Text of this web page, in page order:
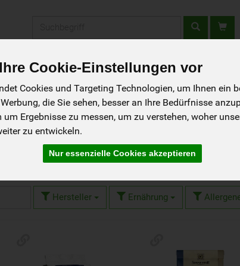
Cookie-Einstellungen vor
Cookies und Targeting Technologien, um Ihnen ein
die Sie sehen, besser an Ihre Bedürfnisse
Ergebnisse zu messen, um zu verstehen, woher
zu entwickeln.
Nur essenzielle Cookies akzeptieren
- Schnupperkiste Gutscheine Aktionen
& Kakao 21 von 1593
Hersteller Ernährung